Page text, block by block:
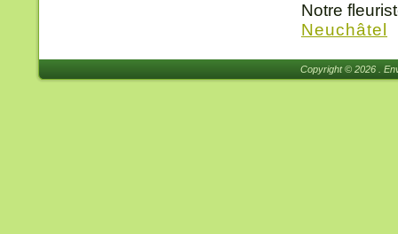
Notre
Neuchâtel
Copyright © 2026 .